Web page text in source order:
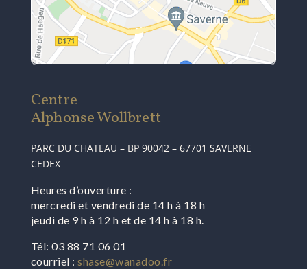
Centre
Alphonse Wollbrett
PARC DU CHATEAU – BP 90042 – 67701 SAVERNE
CEDEX
Heures d’ouverture :
mercredi et vendredi de 14 h à 18 h
jeudi de 9 h à 12 h et de 14 h à 18 h.
Tél: 03 88 71 06 01
courriel :shase@wanadoo.fr